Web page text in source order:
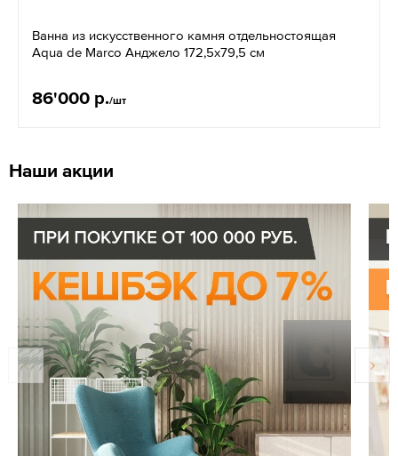
Ванна из искусственного камня отдельностоящая
Aqua de Marco Анджело 172,5х79,5 см
86'000 р./шт
Наши акции